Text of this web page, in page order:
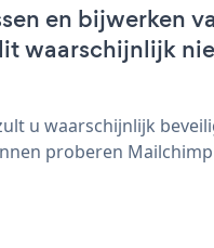
en bijwerken
waarschijnlijk
u waarschijnlijk
proberen